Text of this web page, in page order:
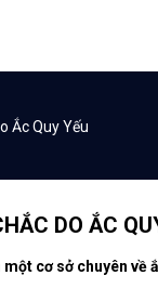
Ắc Quy Yếu
DO ẮC
cơ sở chuyên về